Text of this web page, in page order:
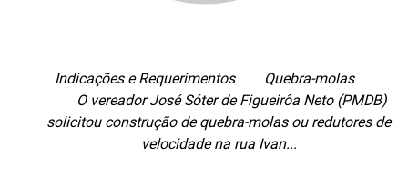
Indicações e Requerimentos Quebra-molas
O vereador José Sóter de Figueirôa Neto (PMDB)
solicitou construção de quebra-molas ou redutores de
velocidade na rua Ivan...